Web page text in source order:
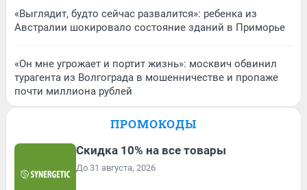
«Выглядит, будто сейчас развалится»: ребенка из
Австралии шокировало состояние зданий в Приморье
«Он мне угрожает и портит жизнь»: москвич обвинил
турагента из Волгограда в мошенничестве и пропаже
почти миллиона рублей
ПРОМОКОДЫ
Скидка 10% на все товары
До 31 августа, 2026